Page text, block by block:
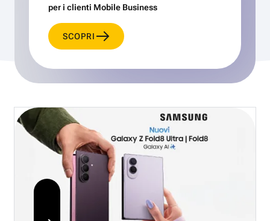
per i clienti Mobile Business
SCOPRI